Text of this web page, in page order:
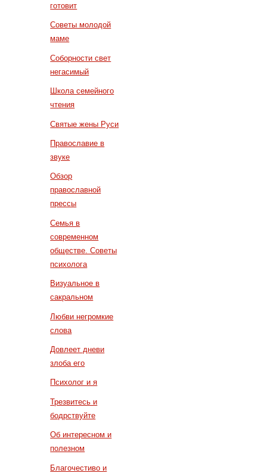
готовит
Советы молодой
маме
Соборности свет
негасимый
Школа семейного
чтения
Святые жены Руси
Православие в
звуке
Обзор
православной
прессы
Семья в
современном
обществе. Советы
психолога
Визуальное в
сакральном
Любви негромкие
слова
Довлеет дневи
злоба его
Психолог и я
Трезвитесь и
бодрствуйте
Об интересном и
полезном
Благочестиво и